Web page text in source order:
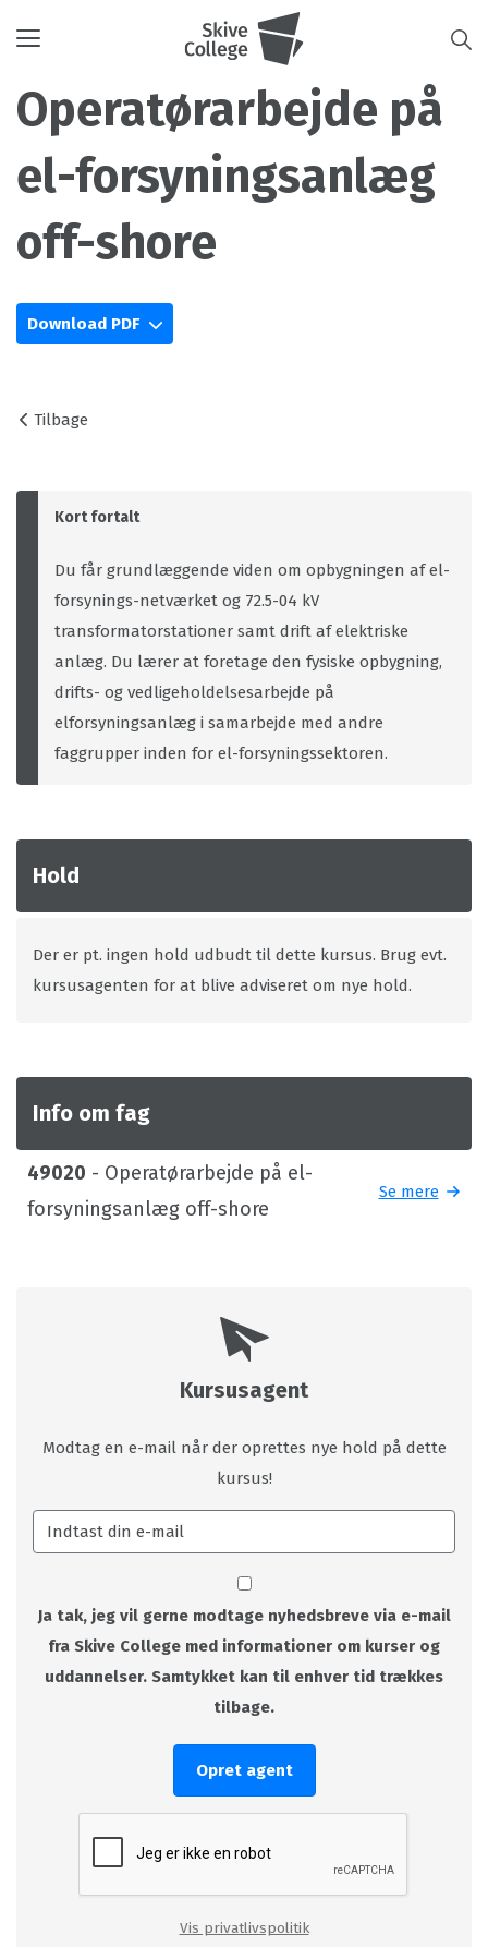
Toggle
Operatørarbejde på
el-forsyningsanlæg
off-shore
Download PDF
Tilbage
Kort fortalt
Du får grundlæggende viden om opbygningen af el-
forsynings-netværket og 72.5-04 kV
transformatorstationer samt drift af elektriske
anlæg. Du lærer at foretage den fysiske opbygning,
drifts- og vedligeholdelsesarbejde på
elforsyningsanlæg i samarbejde med andre
faggrupper inden for el-forsyningssektoren.
Hold
Der er pt. ingen hold udbudt til dette kursus. Brug evt.
kursusagenten for at blive adviseret om nye hold.
Info om fag
49020 - Operatørarbejde på el-
forsyningsanlæg off-shore
Se mere
Kursusagent
Modtag en e-mail når der oprettes nye hold på dette
kursus!
Ja tak, jeg vil gerne modtage nyhedsbreve via e-mail
fra Skive College med informationer om kurser og
uddannelser. Samtykket kan til enhver tid trækkes
tilbage.
Opret agent
Vis privatlivspolitik